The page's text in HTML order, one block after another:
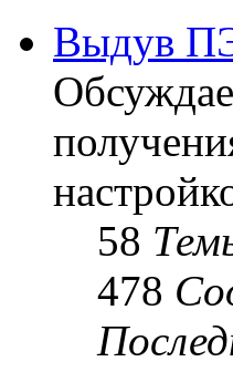
Выдув
58
478